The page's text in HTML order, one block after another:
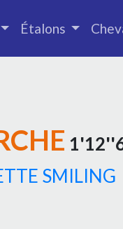
Étalons
SMILING